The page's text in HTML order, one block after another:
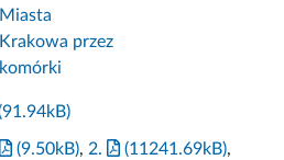
Miasta
Krakowa przez
komórki
(9.50kB), 2. (11241.69kB),